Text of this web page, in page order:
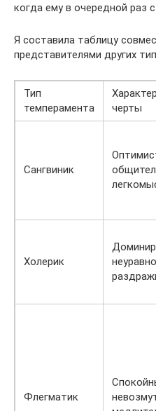
когда ему в очередной раз
Я составила таблицу
представителями других
Тип
темперамента
черты
Сангвиник
Холерик
Флегматик